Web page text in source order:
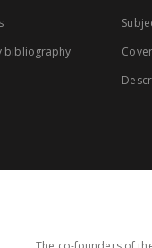
bibliography